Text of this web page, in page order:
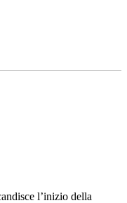
l’inizio della